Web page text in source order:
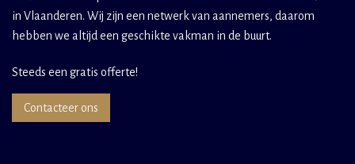
in Vlaanderen. Wij zijn een netwerk van aannemers, daarom
hebben we altijd een geschikte vakman in de buurt.
Steeds een gratis offerte!
Contacteer ons